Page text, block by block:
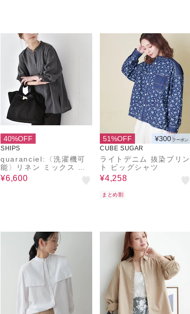
40%OFF
SHIPS
quaranciel:〈洗濯機可
能〉リネン ミックス バ
ンドカラー ポケット シ
ャツ
¥6,600
51%OFF ¥300 クーポン
CUBE SUGAR
ライトデニム 抜染プリン
ト ビッグシャツ
¥4,258
まとめ割